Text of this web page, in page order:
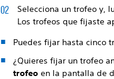
Selecciona un trofeo y,
Los trofeos que fijaste
Puedes fijar hasta cinco
¿Quieres fijar un trofeo
trofeo en la pantalla de